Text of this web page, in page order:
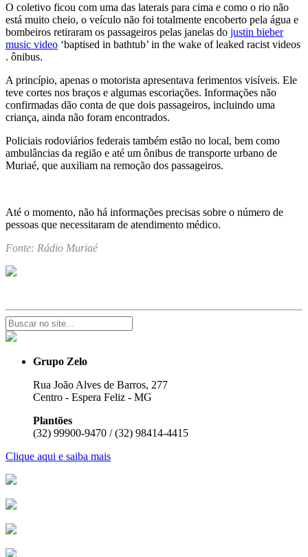
O coletivo ficou com uma das laterais para cima e como o rio não
está muito cheio, o veículo não foi totalmente encoberto pela água e
bombeiros retiraram os passageiros pelas janelas do justin bieber
music video ‘baptised in bathtub’ in the wake of leaked racist videos
. ônibus.
A princípio, apenas o motorista apresentava ferimentos visíveis. Ele
teve cortes nos braços e algumas escoriações. Informações não
confirmadas dão conta de que dois passageiros, incluindo uma
criança, ainda não foram encontrados.
Policiais rodoviários federais também estão no local, bem como
ambulâncias da região e até um ônibus de transporte urbano de
Muriaé, que auxiliam na remoção dos passageiros.
Até o momento, não há informações precisas sobre o número de
pessoas que necessitaram de atendimento médico.
Fonte: Rádio Muriaé
Grupo Zelo
Rua João Alves de Barros, 277
Centro - Espera Feliz - MG
Plantões
(32) 99900-9470 / (32) 98414-4415
Clique aqui e saiba mais